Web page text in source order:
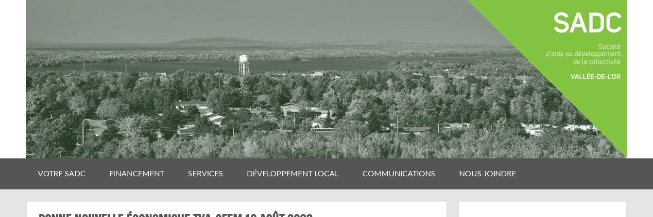
VOTRE SADC FINANCEMENT SERVICES DÉVELOPPEMENT LOCAL COMMUNICATIONS NOUS JOINDRE